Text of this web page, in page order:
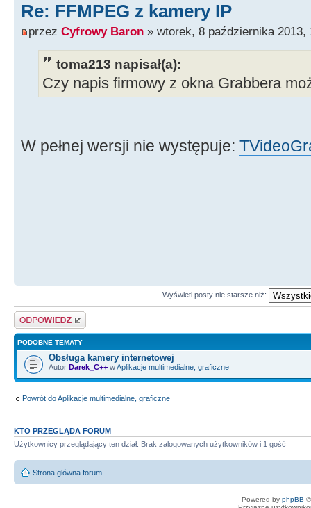
Re: FFMPEG z kamery IP
przez Cyfrowy Baron » wtorek, 8 października 2013,
toma213 napisał(a):
Czy napis firmowy z okna Grabbera
W pełnej wersji nie występuje:
Wyświetl posty nie starsze niż:
Odpowiedz
PODOBNE TEMATY
Obsługa kamery internetowej
Autor Darek_C++ wAplikacje multimedialne, graficzne
Powrót do Aplikacje multimedialne, graficzne
KTO PRZEGLĄDA FORUM
Użytkownicy przeglądający ten dział: Brak zalogowanych użytkowników i 1 gość
Strona główna forum
Powered by phpBB